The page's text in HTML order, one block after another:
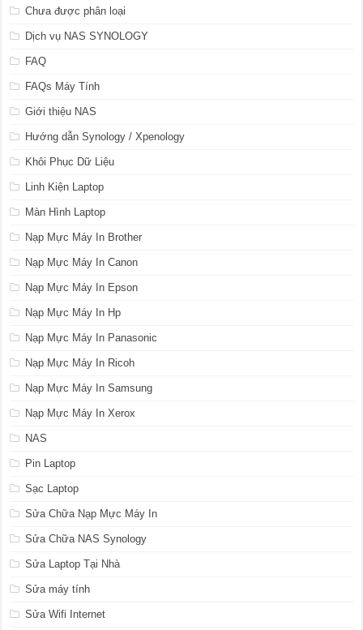
Chưa được phân loại
Dịch vụ NAS SYNOLOGY
FAQ
FAQs Máy Tính
Giới thiệu NAS
Hướng dẫn Synology / Xpenology
Khôi Phục Dữ Liệu
Linh Kiện Laptop
Màn Hình Laptop
Nạp Mực Máy In Brother
Nạp Mực Máy In Canon
Nạp Mực Máy In Epson
Nạp Mực Máy In Hp
Nạp Mực Máy In Panasonic
Nạp Mực Máy In Ricoh
Nạp Mực Máy In Samsung
Nạp Mực Máy In Xerox
NAS
Pin Laptop
Sạc Laptop
Sửa Chữa Nạp Mực Máy In
Sửa Chữa NAS Synology
Sửa Laptop Tại Nhà
Sửa máy tính
Sửa Wifi Internet